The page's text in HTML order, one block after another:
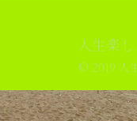
人生楽
© 2019 人